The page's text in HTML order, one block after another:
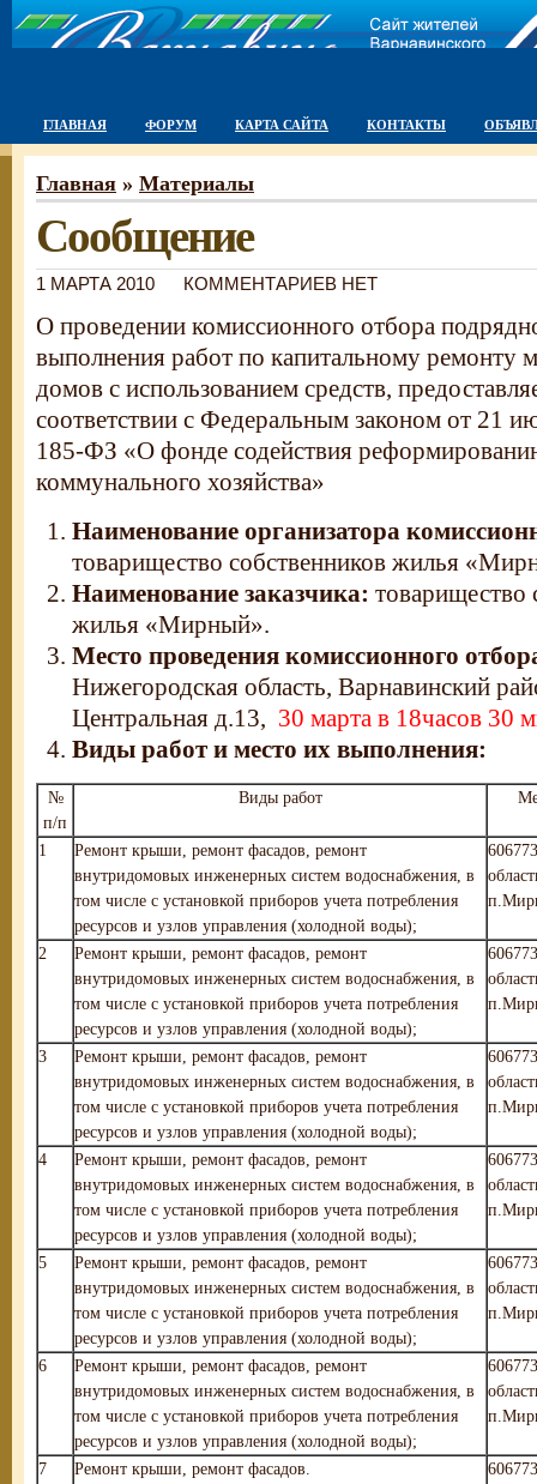
ГЛАВНАЯ ФОРУМ КАРТА САЙТА КОНТАКТЫ
Главная » Материалы
Сообщение
1 МАРТА 2010 КОММЕНТАРИЕВ НЕТ
О проведении комиссионного отбора
выполнения работ по капитальному ремонту
домов с использованием средств,
соответствии с Федеральным законом от 21
185-ФЗ «О фонде содействия
коммунального хозяйства»
Наименование организатора
товарищество собственников жилья
Наименование заказчика: товарищество
жилья «Мирный».
Место проведения комиссионного
Нижегородская область, Варнавинский
Центральная д.13, 30 марта в 18часов 30
Виды работ и место их выполнения:
№
п/п
Виды работ
1
Ремонт крыши, ремонт фасадов, ремонт
внутридомовых инженерных систем водоснабжения, в
том числе с установкой приборов учета потребления
ресурсов и узлов управления (холодной воды);
2
Ремонт крыши, ремонт фасадов, ремонт
внутридомовых инженерных систем водоснабжения, в
том числе с установкой приборов учета потребления
ресурсов и узлов управления (холодной воды);
3
Ремонт крыши, ремонт фасадов, ремонт
внутридомовых инженерных систем водоснабжения, в
том числе с установкой приборов учета потребления
ресурсов и узлов управления (холодной воды);
4
Ремонт крыши, ремонт фасадов, ремонт
внутридомовых инженерных систем водоснабжения, в
том числе с установкой приборов учета потребления
ресурсов и узлов управления (холодной воды);
5
Ремонт крыши, ремонт фасадов, ремонт
внутридомовых инженерных систем водоснабжения, в
том числе с установкой приборов учета потребления
ресурсов и узлов управления (холодной воды);
6
Ремонт крыши, ремонт фасадов, ремонт
внутридомовых инженерных систем водоснабжения, в
том числе с установкой приборов учета потребления
ресурсов и узлов управления (холодной воды);
7 Ремонт крыши, ремонт фасадов.